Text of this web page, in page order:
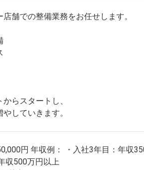
舗での整備業務をお任せします。
らスタートし、
していきます。
円 年収例： ・入社3年目：年収
収500万円以上